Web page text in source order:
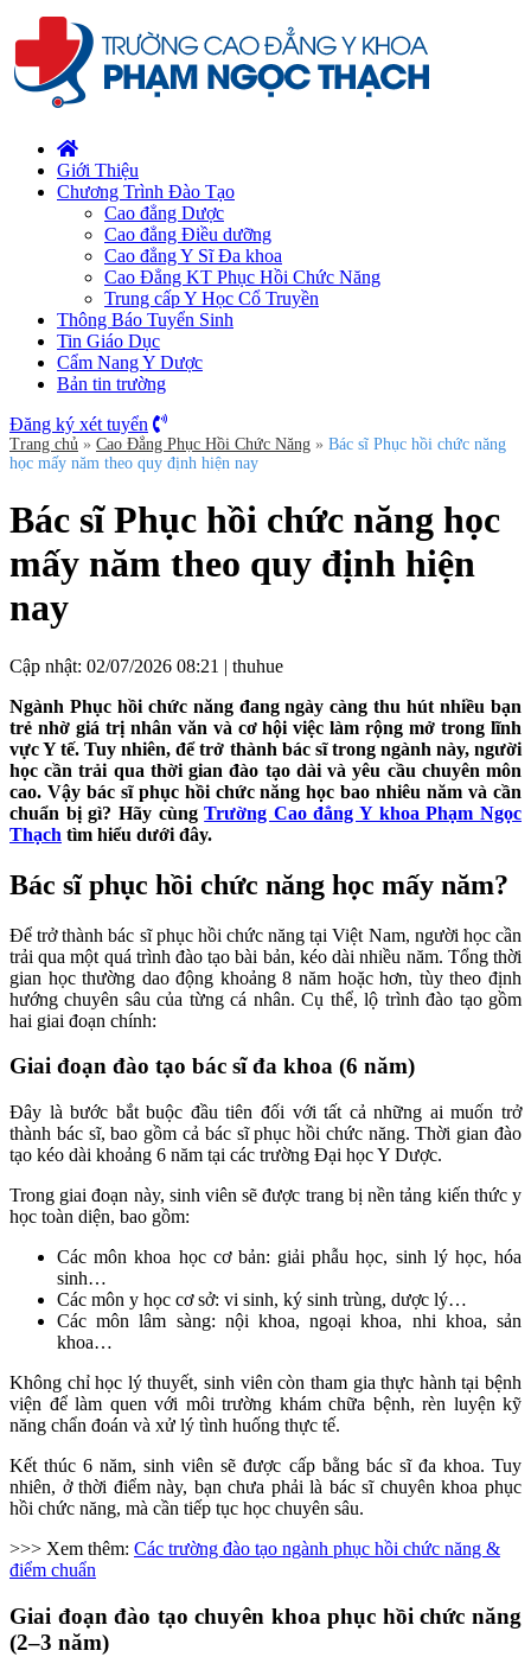
Giới Thiệu
Chương Trình Đào Tạo
Cao đẳng Dược
Cao đẳng Điều dưỡng
Cao đẳng Y Sĩ Đa khoa
Cao Đẳng KT Phục Hồi Chức Năng
Trung cấp Y Học Cổ Truyền
Thông Báo Tuyển Sinh
Tin Giáo Dục
Cẩm Nang Y Dược
Bản tin trường
Đăng ký xét tuyển
Trang chủ » Cao Đẳng Phục Hồi Chức Năng » Bác sĩ Phục hồi chức năng
học mấy năm theo quy định hiện nay
Bác sĩ Phục hồi chức năng học
mấy năm theo quy định hiện
nay
Cập nhật: 02/07/2026 08:21 | thuhue
Ngành Phục hồi chức năng đang ngày càng thu hút nhiều bạn
trẻ nhờ giá trị nhân văn và cơ hội việc làm rộng mở trong lĩnh
vực Y tế. Tuy nhiên, để trở thành bác sĩ trong ngành này, người
học cần trải qua thời gian đào tạo dài và yêu cầu chuyên môn
cao. Vậy bác sĩ phục hồi chức năng học bao nhiêu năm và cần
chuẩn bị gì? Hãy cùngTrường Cao đẳng Y khoa Phạm Ngọc
Thạch tìm hiểu dưới đây.
Bác sĩ phục hồi chức năng học mấy năm?
Để trở thành bác sĩ phục hồi chức năng tại Việt Nam, người học cần
trải qua một quá trình đào tạo bài bản, kéo dài nhiều năm. Tổng thời
gian học thường dao động khoảng 8 năm hoặc hơn, tùy theo định
hướng chuyên sâu của từng cá nhân. Cụ thể, lộ trình đào tạo gồm
hai giai đoạn chính:
Giai đoạn đào tạo bác sĩ đa khoa (6 năm)
Đây là bước bắt buộc đầu tiên đối với tất cả những ai muốn trở
thành bác sĩ, bao gồm cả bác sĩ phục hồi chức năng. Thời gian đào
tạo kéo dài khoảng 6 năm tại các trường Đại học Y Dược.
Trong giai đoạn này, sinh viên sẽ được trang bị nền tảng kiến thức y
học toàn diện, bao gồm:
Các môn khoa học cơ bản: giải phẫu học, sinh lý học, hóa
sinh…
Các môn y học cơ sở: vi sinh, ký sinh trùng, dược lý…
Các môn lâm sàng: nội khoa, ngoại khoa, nhi khoa, sản
khoa…
Không chỉ học lý thuyết, sinh viên còn tham gia thực hành tại bệnh
viện để làm quen với môi trường khám chữa bệnh, rèn luyện kỹ
năng chẩn đoán và xử lý tình huống thực tế.
Kết thúc 6 năm, sinh viên sẽ được cấp bằng bác sĩ đa khoa. Tuy
nhiên, ở thời điểm này, bạn chưa phải là bác sĩ chuyên khoa phục
hồi chức năng, mà cần tiếp tục học chuyên sâu.
>>> Xem thêm: Các trường đào tạo ngành phục hồi chức năng &
điểm chuẩn
Giai đoạn đào tạo chuyên khoa phục hồi chức năng
(2–3 năm)